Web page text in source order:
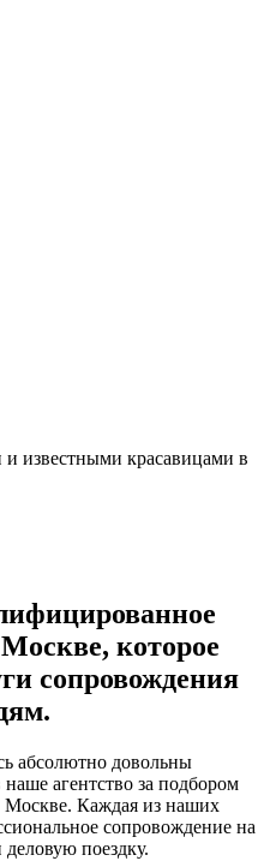
известными красавицами в
которое
сопровождения
абсолютно довольны
наше агентство за подбором
Москве. Каждая из наших
сопровождение на
поездку.